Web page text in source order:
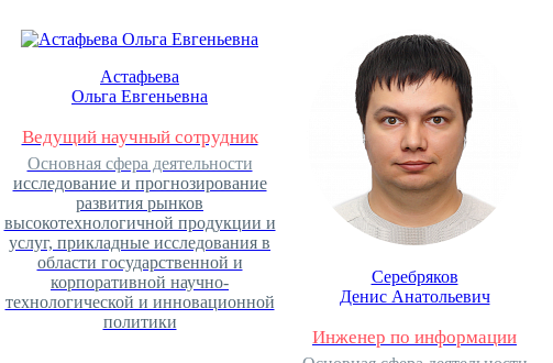
Астафьева
Ольга Евгеньевна
Ведущий научный сотрудник
Основная сфера деятельности
исследование и прогнозирование
развития рынков
высокотехнологичной продукции и
услуг, прикладные исследования в
области государственной и
корпоративной научно-
технологической и инновационной
политики
Серебряков
Денис Анатольевич
Инженер по информации